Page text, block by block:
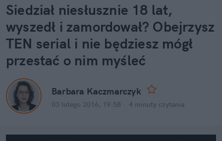
Siedział niesłusznie 18 lat,
wyszedł i zamordował? Obejrzysz
TEN serial i nie będziesz mógł
przestać o nim myśleć
Barbara Kaczmarczyk
03 lutego 2016, 19:58 4 minuty czytania